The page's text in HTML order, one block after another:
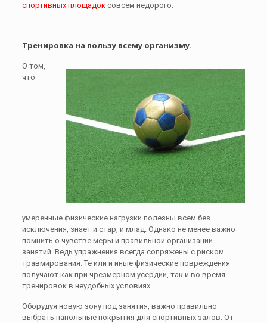
спортивных площадоксовсем недорого.
Тренировка на пользу всему организму.
О том,
что
умеренные физические нагрузки полезны всем без
исключения, знает и стар, и млад. Однако не менее важно
помнить о чувстве меры и правильной организации
занятий. Ведь упражнения всегда сопряжены с риском
травмирования. Те или и иные физические повреждения
получают как при чрезмерном усердии, так и во время
тренировок в неудобных условиях.
Оборудуя новую зону под занятия, важно правильно
выбрать напольные покрытия для спортивных залов. От